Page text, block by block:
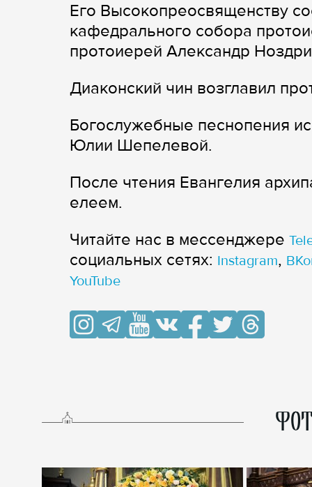
Его Высокопреосвященству
кафедрального собора
протоиерей Александр
Диаконский чин возглавил
Богослужебные песнопения
Юлии Шепелевой.
После чтения Евангелия
елеем.
Читайте нас в мессенджере
cоциальных сетях: Instagram,
YouTube